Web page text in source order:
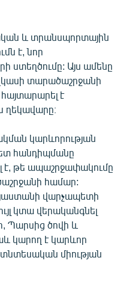
և տրանսպորտային
է, նոր
ստեղծումը: Այս ամենը
տարածաշրջանի
է
ղեկավարը։
կարևորության
հանդիպմանը
է, թե ապաշրջափակումը
համար:
վարչապետի
կտա վերականգնել
Պարսից ծովի և
կարող է կարևոր
միության